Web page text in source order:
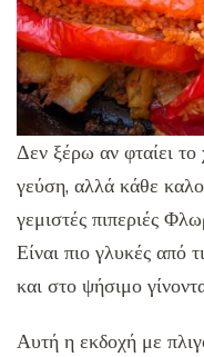
Δεν ξέρω αν φταίει
γεύση, αλλά κάθε
γεμιστές πιπεριές
Είναι πιο γλυκές από
και στο ψήσιμο
Αυτή η εκδοχή με